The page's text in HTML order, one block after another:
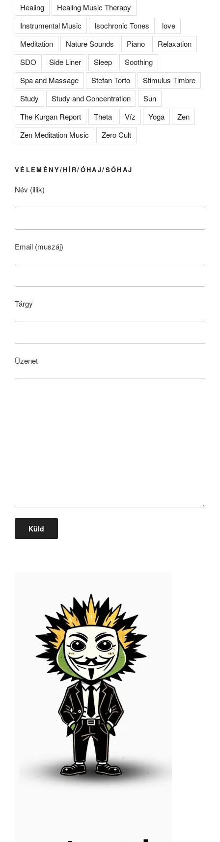
Healing
Healing Music Therapy
Instrumental Music
Isochronic Tones
love
Meditation
Nature Sounds Piano
Relaxation
SDO
Side Liner Sleep
Soothing
Spa and Massage
Stefan Torto
Stimulus Timbre
Study
Study and Concentration
Sun
The Kurgan Report
Theta Víz Yoga
Zen
Zen Meditation Music
Zero Cult
VÉLEMÉNY/HÍR/ÓHAJ/SÓHAJ
Név (illik)
Email (muszáj)
Tárgy
Üzenet